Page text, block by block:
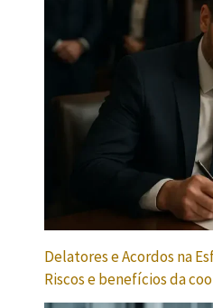
Delatores e Acordos na
Riscos e benefícios da